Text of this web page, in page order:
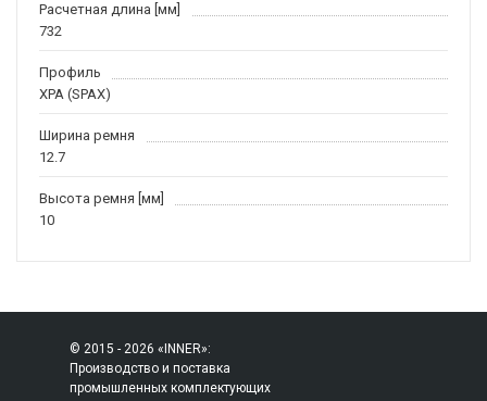
Расчетная длина [мм]
732
Профиль
XPA (SPAX)
Ширина ремня
12.7
Высота ремня [мм]
10
© 2015 - 2026 «INNER»:
Производство и поставка
промышленных комплектующих